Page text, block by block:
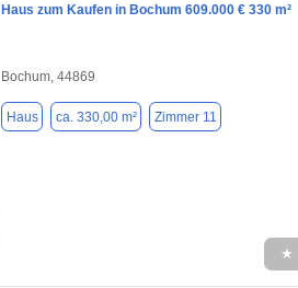
Haus zum Kaufen in Bochum 609.000 € 330 m²
Bochum, 44869
Haus ca. 330,00 m² Zimmer 11
★